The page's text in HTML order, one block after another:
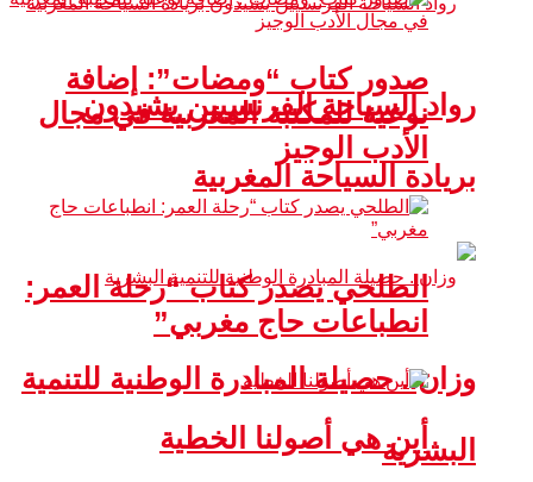
رواد السياحة الفرنسيين يشيدون
بريادة السياحة المغربية
وزان.. حصيلة المبادرة الوطنية للتنمية
البشرية
صدور كتاب “ومضات”: إضافة
نوعية للمكتبة المغربية في مجال
الأدب الوجيز
الطلحي يصدر كتاب “رحلة العمر:
انطباعات حاج مغربي”
أين هي أصولنا الخطية